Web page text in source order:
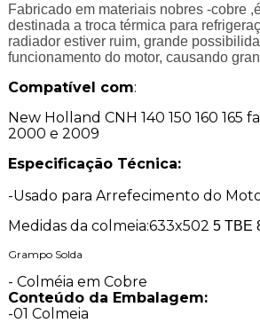
Fabricado em materiais nobres -cobre
destinada a troca térmica para
radiador estiver ruim, grande
funcionamento do motor, causando
Compatível com:
New Holland CNH 140 150 160 165
2000 e 2009
Especificação Técnica:
-Usado para Arrefecimento do
Medidas da colmeia:633x502 5 TBE
Grampo Solda
- Colméia em Cobre
Conteúdo da Embalagem:
-01 Colmeia